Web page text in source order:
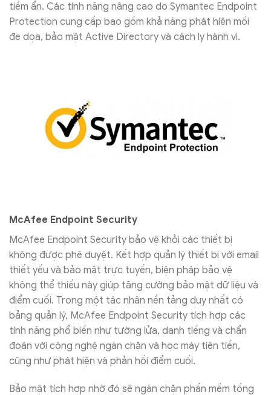
tiềm ẩn. Các tính năng nâng cao do Symantec Endpoint
Protection cung cấp bao gồm khả năng phát hiện mối
đe dọa, bảo mật Active Directory và cách ly hành vi.
McAfee Endpoint Security
McAfee Endpoint Security bảo vệ khỏi các thiết bị
không được phê duyệt. Kết hợp quản lý thiết bị với email
thiết yếu và bảo mật trực tuyến, biện pháp bảo vệ
không thể thiếu này giúp tăng cường bảo mật dữ liệu và
điểm cuối. Trong một tác nhân nền tảng duy nhất có
bảng quản lý, McAfee Endpoint Security tích hợp các
tính năng phổ biến như tường lửa, danh tiếng và chẩn
đoán với công nghệ ngăn chặn và học máy tiên tiến,
cũng như phát hiện và phản hồi điểm cuối.
Bảo mật tích hợp nhờ đó sẽ ngăn chặn phần mềm tống